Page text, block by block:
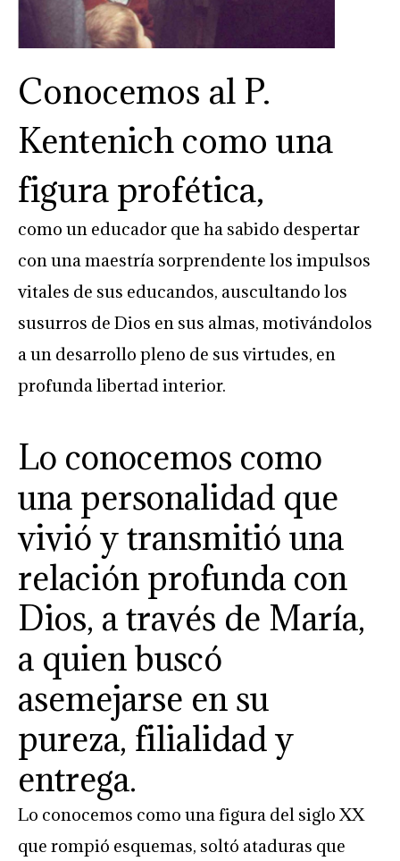
Conocemos al P.
Kentenich como una
figura profética,
como un educador que ha sabido despertar
con una maestría sorprendente los impulsos
vitales de sus educandos, auscultando los
susurros de Dios en sus almas, motivándolos
a un desarrollo pleno de sus virtudes, en
profunda libertad interior.
Lo conocemos como
una personalidad que
vivió y transmitió una
relación profunda con
Dios, a través de María,
a quien buscó
asemejarse en su
pureza, filialidad y
entrega.
Lo conocemos como una figura del siglo XX
que rompió esquemas, soltó ataduras que